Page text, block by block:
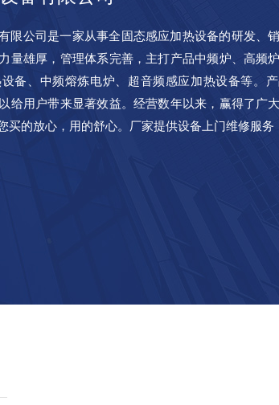
限公司是一家从事全固态感应加热设备的研发、
量雄厚，管理体系完善，主打产品中频炉、高频炉
备、中频熔炼电炉、超音频感应加热设备等。
给用户带来显著效益。经营数年以来，赢得了广
买的放心，用的舒心。厂家提供设备上门维修服务